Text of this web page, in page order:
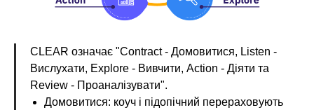
CLEAR означає "Contract - Домовитися, Listen -
Вислухати, Explore - Вивчити, Action - Діяти та
Review - Проаналізувати".
Домовитися: коуч і підопічний перераховують